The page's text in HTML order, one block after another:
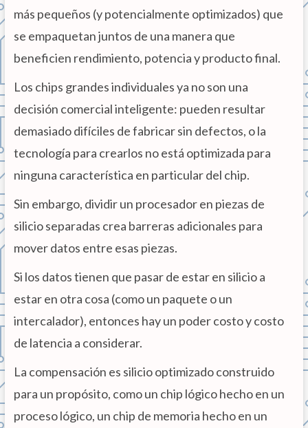
más pequeños (y potencialmente optimizados) que
se empaquetan juntos de una manera que
beneficien rendimiento, potencia y producto final.
Los chips grandes individuales ya no son una
decisión comercial inteligente: pueden resultar
demasiado difíciles de fabricar sin defectos, o la
tecnología para crearlos no está optimizada para
ninguna característica en particular del chip.
Sin embargo, dividir un procesador en piezas de
silicio separadas crea barreras adicionales para
mover datos entre esas piezas.
Si los datos tienen que pasar de estar en silicio a
estar en otra cosa (como un paquete o un
intercalador), entonces hay un poder costo y costo
de latencia a considerar.
La compensación es silicio optimizado construido
para un propósito, como un chip lógico hecho en un
proceso lógico, un chip de memoria hecho en un